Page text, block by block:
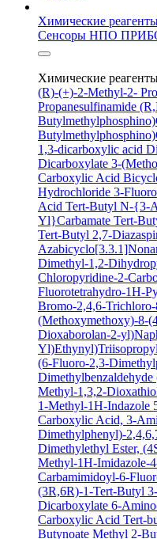
Химические
Сенсоры НПО
Химические
(R)-(+)-2-Methyl-2-
Propanesulfinamide
1,3-dicarboxylic acid
Dicarboxylate 3-
Carboxylic Acid
Hydrochloride 3-
Acid Tert-Butyl N-{3-
Yl}Carbamate Tert-
Tert-Butyl 2,7-
Dimethyl-1,2-
Chloropyridine-2-
Fluorotetrahydro-1H-
Bromo-2,4,6-
(Methoxymethoxy)-8-
Dioxaborolan-2-
(6-Fluoro-2,3-
Dimethylbenzaldehyde
Methyl-1,3,2-
1-Methyl-1H-Indazole
Carboxylic Acid, 3-
Dimethylphenyl)-
Dimethylethyl Ester,
Methyl-1H-Imidazole-
Carbamimidoyl-6-
(3R,6R)-1-Tert-Butyl
Dicarboxylate 6-
Carboxylic Acid Tert-
Butynoate Methyl 2-